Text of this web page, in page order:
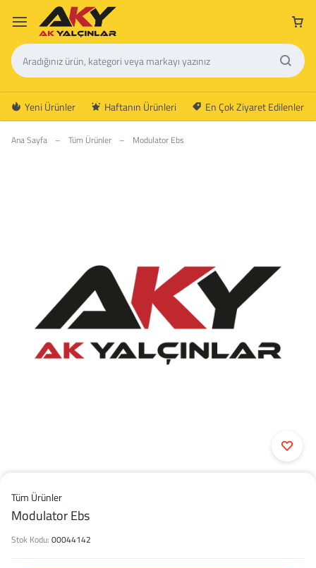
Yeni Ürünler Haftanın Ürünleri En Çok Ziyaret Edilenler
Ana Sayfa – Tüm Ürünler – Modulator Ebs
Tüm Ürünler
Modulator Ebs
Stok Kodu: 00044142